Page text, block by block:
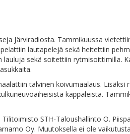
Jär­vi­ra­dios­ta. Tam­mi­kuus­sa
lau­ta­pe­le­jä se­kä hei­tet­tiin
se­kä soi­tet­tiin ryt­mi­soit­ti­mil­la.
tal­vi­nen koi­vu­maa­laus.
kap­pa­leis­ta.
STH-Ta­lous­hal­lin­to O.
Oy. Muu­tok­sel­la ei ole